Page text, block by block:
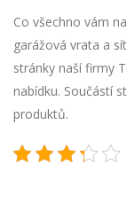
Co všechno vám
garážová vrata a
stránky naší firmy
nabídku. Součástí
produktů.